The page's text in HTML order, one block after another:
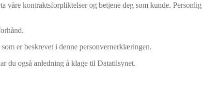
kontraktsforpliktelser og betjene deg som kunde.
er beskrevet i denne personvernerklæringen.
du også anledning å klage til Datatilsynet.